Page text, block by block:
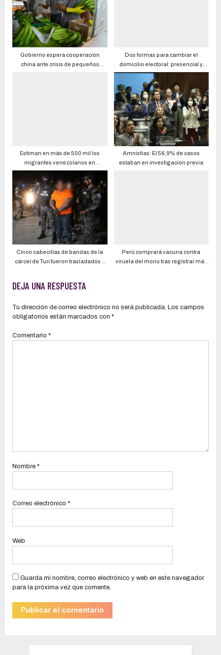
Gobierno espera cooperación
china ante crisis de pequeños
Dos formas para cambiar el
domicilio electoral: presencial y
virtual
Estiman en más de 500 mil los
migrantes venezolanos en
Ecuador; proceso de regularización
arranca el 1 de septiembre
Amnistías: El 56,9% de casos
estaban en investigación previa
Cinco cabecillas de bandas de la
cárcel de Turi fueron trasladados a
Perú comprará vacuna contra
viruela del mono tras registrar más
DEJA UNA RESPUESTA
Tu dirección de correo electrónico no será publicada. Los campos
obligatorios están marcados con *
Comentario *
Nombre *
Correo electrónico *
Web
Guarda mi nombre, correo electrónico y web en este navegador
para la próxima vez que comente.